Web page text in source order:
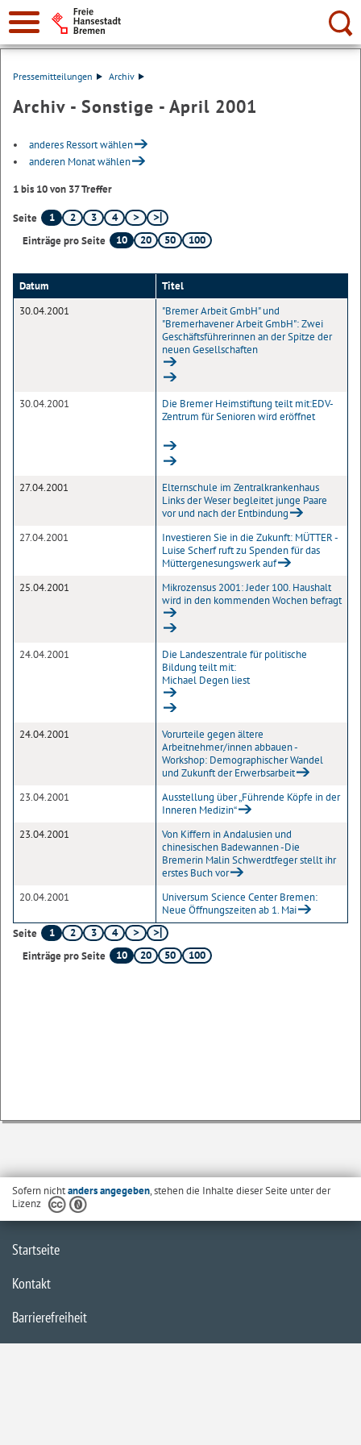
Suche:
Pressemitteilungen Archiv
Archiv - Sonstige - April 2001
anderes Ressort wählen
anderen Monat wählen
1 bis 10 von 37 Treffer
Seite 1 2 3
4
Einträge pro Seite
10 20 50 100
Datum
Titel
30.04.2001
"Bremer Arbeit GmbH" und
"Bremerhavener Arbeit GmbH": Zwei
Geschäftsführerinnen an der Spitze der
neuen Gesellschaften
30.04.2001
Die Bremer Heimstiftung teilt mit:EDV-
Zentrum für Senioren wird eröffnet
27.04.2001
Elternschule im Zentralkrankenhaus
Links der Weser begleitet junge Paare
vor und nach der Entbindung
27.04.2001
Investieren Sie in die Zukunft: MÜTTER -
Luise Scherf ruft zu Spenden für das
Müttergenesungswerk auf
25.04.2001
Mikrozensus 2001: Jeder 100. Haushalt
wird in den kommenden Wochen befragt
24.04.2001
Die Landeszentrale für politische
Bildung teilt mit:
Michael Degen liest
24.04.2001
Vorurteile gegen ältere
Arbeitnehmer/innen abbauen -
Workshop: Demographischer Wandel
und Zukunft der Erwerbsarbeit
23.04.2001
Ausstellung über „Führende Köpfe in der
Inneren Medizin“
23.04.2001
Von Kiffern in Andalusien und
chinesischen Badewannen -Die
Bremerin Malin Schwerdtfeger stellt ihr
erstes Buch vor
20.04.2001
Universum Science Center Bremen:
Neue Öffnungszeiten ab 1. Mai
Seite
1 2 3
4
Einträge pro Seite
10 20 50 100
Sofern nichtanders angegeben, stehen die Inhalte dieser Seite unter der
Lizenz
Startseite
Kontakt
Barrierefreiheit